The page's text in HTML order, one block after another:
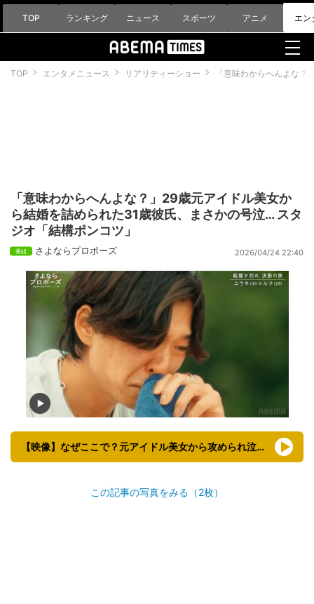
TOP ランキング ニュース スポーツ アニメ エン
TOP エンタメニュース リアリティーショー 「意味わからへんよな
「意味わからへんよな？」29歳元アイドル美女か
ら結婚を詰められた31歳彼氏、まさかの号泣… スタ
ジオ「結構ポンコツ」
さよならプロポーズ 2026/04/24 22:40
【映像】なぜここで？元アイドル美女から攻められ泣く瞬間
この記事の写真をみる（2枚）